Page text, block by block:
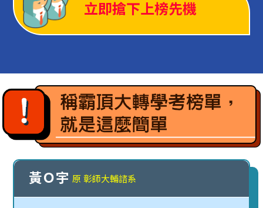
立即搶下上榜先機
黃Ｏ宇 原 彰師大輔諮系